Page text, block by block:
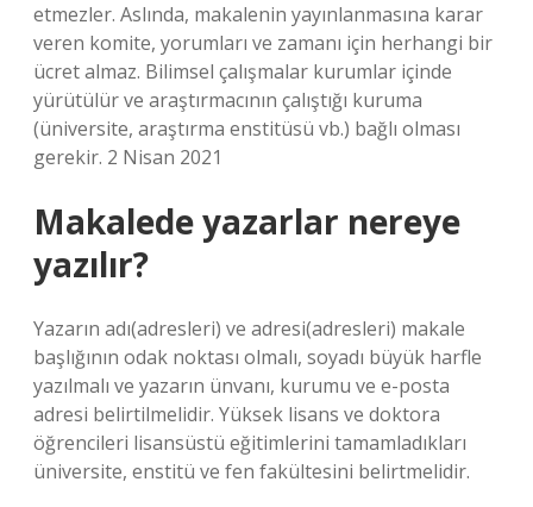
etmezler. Aslında, makalenin yayınlanmasına karar
veren komite, yorumları ve zamanı için herhangi bir
ücret almaz. Bilimsel çalışmalar kurumlar içinde
yürütülür ve araştırmacının çalıştığı kuruma
(üniversite, araştırma enstitüsü vb.) bağlı olması
gerekir. 2 Nisan 2021
Makalede yazarlar nereye
yazılır?
Yazarın adı(adresleri) ve adresi(adresleri) makale
başlığının odak noktası olmalı, soyadı büyük harfle
yazılmalı ve yazarın ünvanı, kurumu ve e-posta
adresi belirtilmelidir. Yüksek lisans ve doktora
öğrencileri lisansüstü eğitimlerini tamamladıkları
üniversite, enstitü ve fen fakültesini belirtmelidir.